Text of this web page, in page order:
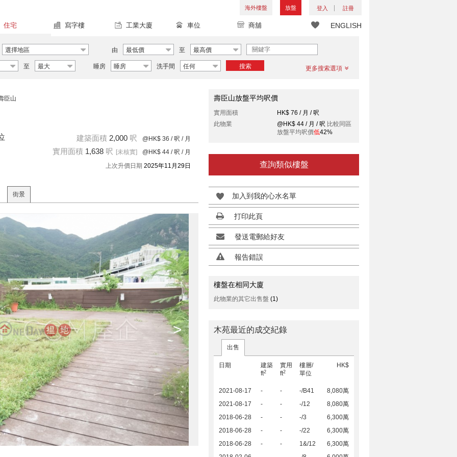
海外樓盤 放盤 登入 註冊
ENGLISH
住宅 寫字樓 工業大廈 車位 商舖
選擇地區 由 最低價 至 最高價
至 最大 睡房 睡房 洗手間 任何 搜索 更多搜索選項
臣山
建築面積 2,000 呎 @HK$ 36 / 呎 / 月
實用面積 1,638 呎 [未核實] @HK$ 44 / 呎 / 月
上次升價日期 2025年11月29日
街景
>
壽臣山放盤平均呎價
實用面積
HK$ 76 / 月 / 呎
此物業
@HK$ 44 / 月 / 呎 比較同區
放盤平均呎價低42%
查詢類似樓盤
加入到我的心水名單
打印此頁
發送電郵給好友
報告錯誤
樓盤在相同大廈
此物業的其它出售盤 (1)
木苑最近的成交紀錄
出售
日期
建築
ft2
實用
ft2
樓層/
單位
HK$
2021-08-17 - - -/B41
8,080萬
2021-08-17
- - -/12
8,080萬
2018-06-28
- - -/3
6,300萬
2018-06-28
- - -/22
6,300萬
2018-06-28
- - 1&/12
6,300萬